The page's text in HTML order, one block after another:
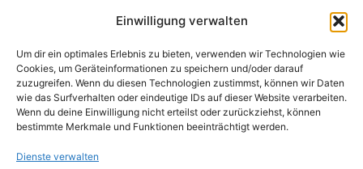
Einwilligung verwalten
Um dir ein optimales Erlebnis zu bieten, verwenden wir Technologien wie
Cookies, um Geräteinformationen zu speichern und/oder darauf
zuzugreifen. Wenn du diesen Technologien zustimmst, können wir Daten
wie das Surfverhalten oder eindeutige IDs auf dieser Website verarbeiten.
Wenn du deine Einwilligung nicht erteilst oder zurückziehst, können
bestimmte Merkmale und Funktionen beeinträchtigt werden.
Dienste verwalten
Presse
Datenschutzerklärung
AGB
Widerrufsbelehrung
Versand und Lieferung
Zahlungsarten